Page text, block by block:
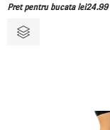
Pret pentru bucata lei24.99